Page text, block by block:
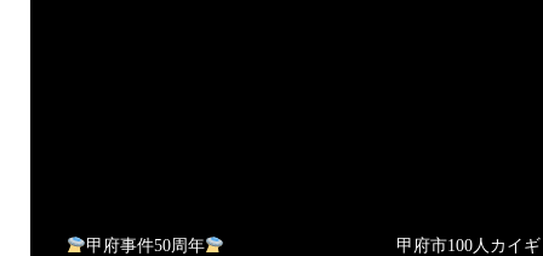
甲府事件50周年 甲府市100人カイギ